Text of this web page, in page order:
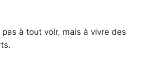
pas à tout voir, mais à vivre des